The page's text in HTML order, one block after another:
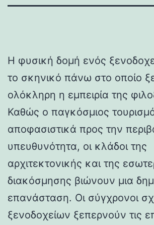
Η φυσική δομή ενός
το σκηνικό πάνω στο οποίο
ολόκληρη η εμπειρία της
Καθώς ο παγκόσμιος
αποφασιστικά προς την
υπευθυνότητα, οι κλάδοι της
αρχιτεκτονικής και της
διακόσμησης βιώνουν μια
επανάσταση. Οι σύγχρονοι
ξενοδοχείων ξεπερνούν τις